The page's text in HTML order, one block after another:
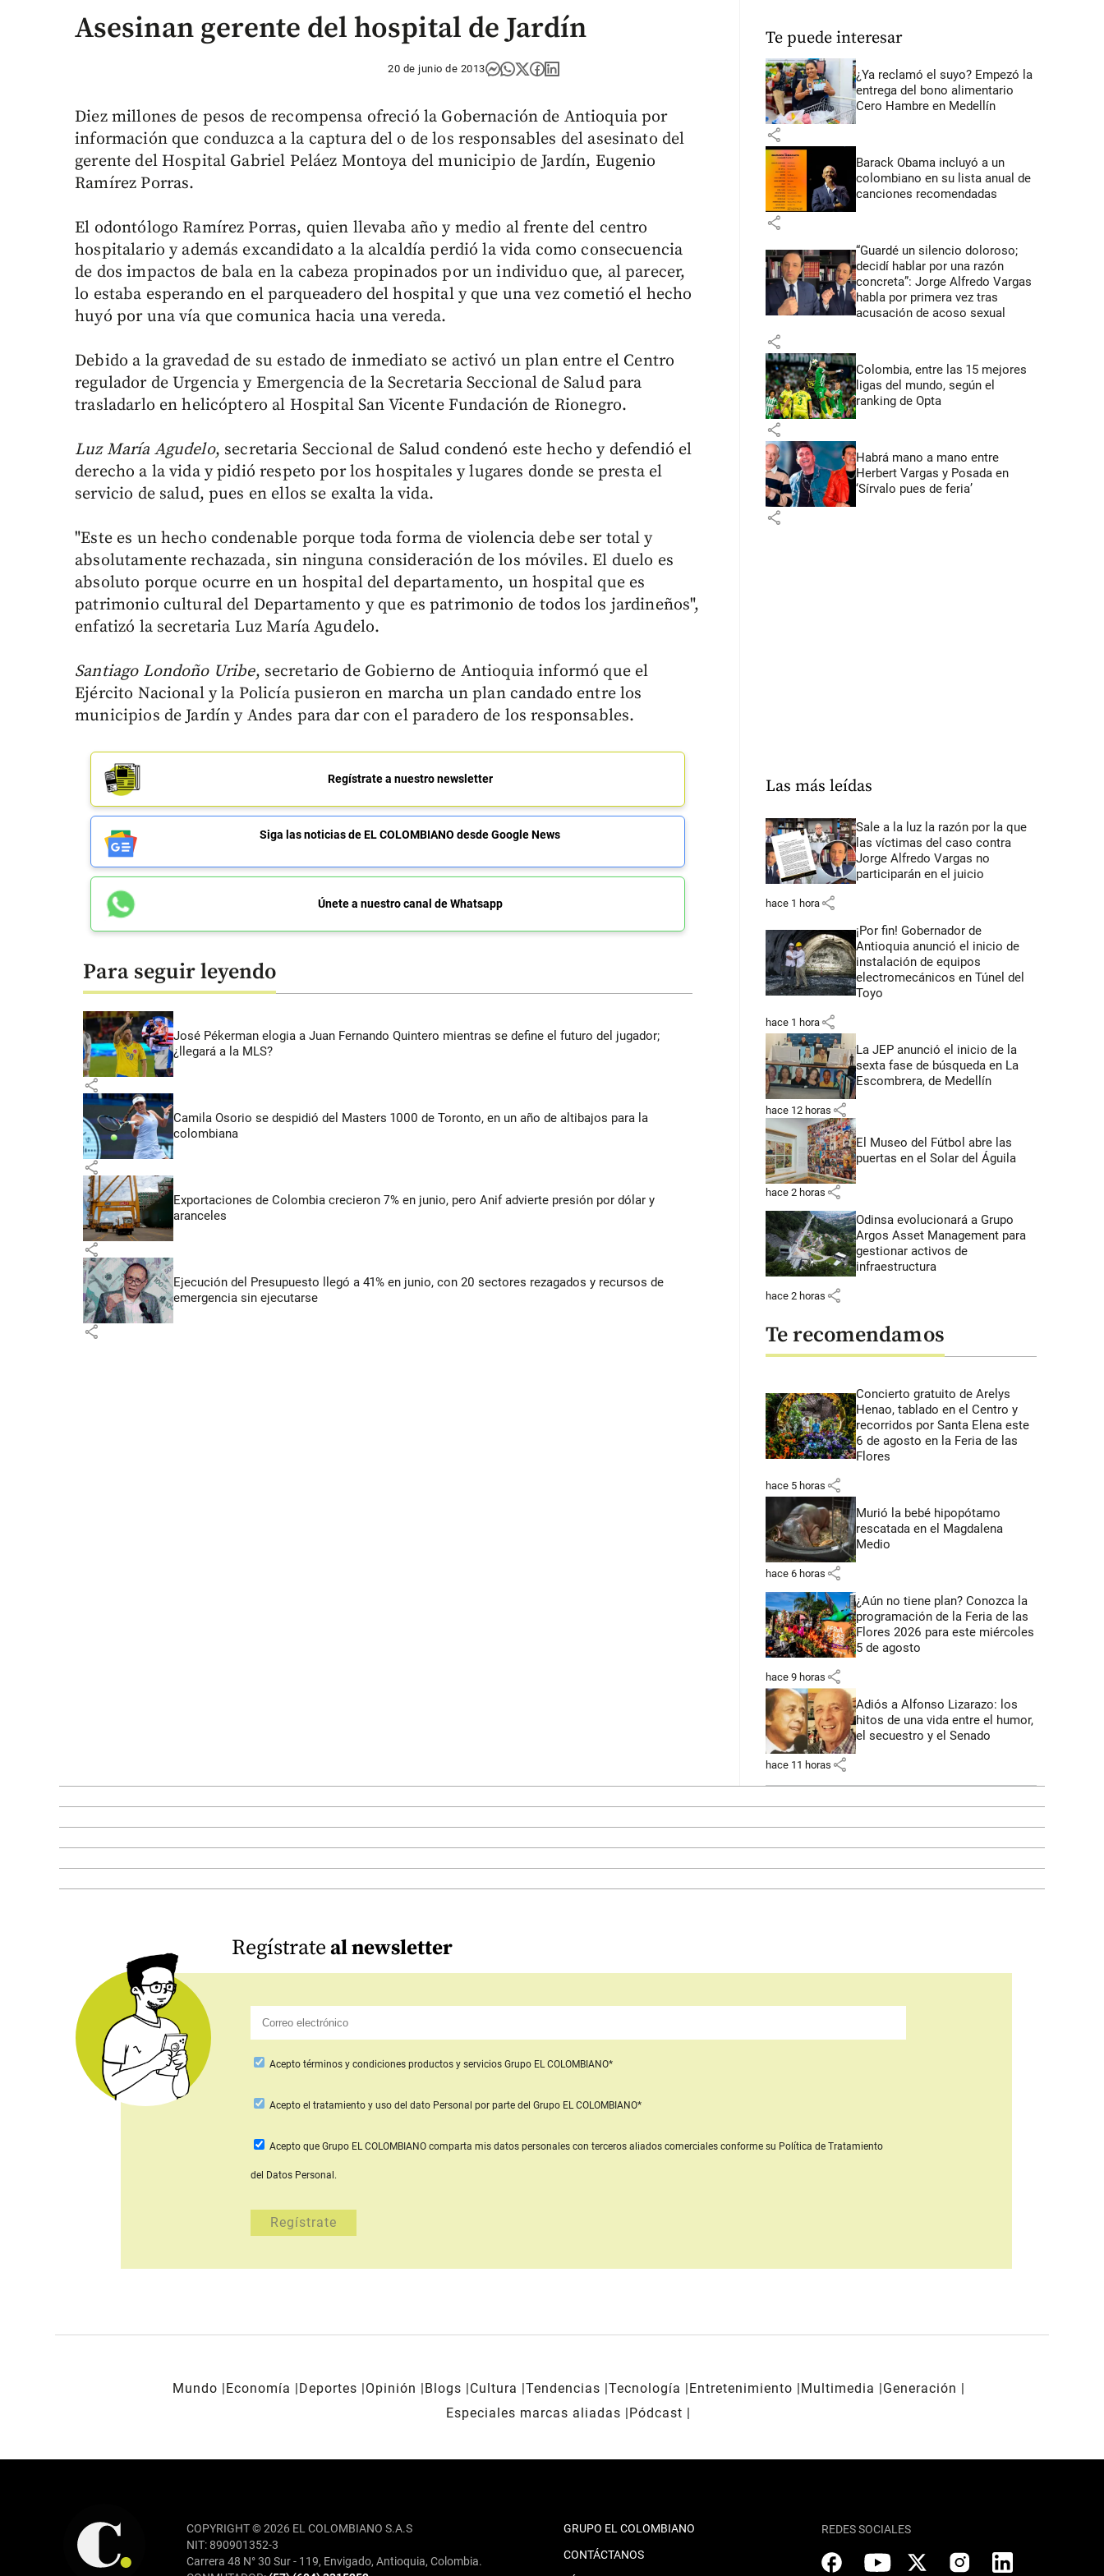
Asesinan gerente del hospital de Jardín
20 de junio de 2013
Diez millones de pesos de recompensa ofreció la Gobernación de Antioquia por
información que conduzca a la captura del o de los responsables del asesinato del
gerente del Hospital Gabriel Peláez Montoya del municipio de Jardín, Eugenio
Ramírez Porras.
El odontólogo Ramírez Porras, quien llevaba año y medio al frente del centro
hospitalario y además excandidato a la alcaldía perdió la vida como consecuencia
de dos impactos de bala en la cabeza propinados por un individuo que, al parecer,
lo estaba esperando en el parqueadero del hospital y que una vez cometió el hecho
huyó por una vía que comunica hacia una vereda.
Debido a la gravedad de su estado de inmediato se activó un plan entre el Centro
regulador de Urgencia y Emergencia de la Secretaria Seccional de Salud para
trasladarlo en helicóptero al Hospital San Vicente Fundación de Rionegro.
Luz María Agudelo, secretaria Seccional de Salud condenó este hecho y defendió el
derecho a la vida y pidió respeto por los hospitales y lugares donde se presta el
servicio de salud, pues en ellos se exalta la vida.
"Este es un hecho condenable porque toda forma de violencia debe ser total y
absolutamente rechazada, sin ninguna consideración de los móviles. El duelo es
absoluto porque ocurre en un hospital del departamento, un hospital que es
patrimonio cultural del Departamento y que es patrimonio de todos los jardineños",
enfatizó la secretaria Luz María Agudelo.
Santiago Londoño Uribe, secretario de Gobierno de Antioquia informó que el
Ejército Nacional y la Policía pusieron en marcha un plan candado entre los
municipios de Jardín y Andes para dar con el paradero de los responsables.
Regístrate a nuestro newsletter
Siga las noticias de EL COLOMBIANO desde Google News
Únete a nuestro canal de Whatsapp
Para seguir leyendo
José Pékerman elogia a Juan Fernando Quintero mientras se define el futuro del jugador;
¿llegará a la MLS?
share
Camila Osorio se despidió del Masters 1000 de Toronto, en un año de altibajos para la
colombiana
share
Exportaciones de Colombia crecieron 7% en junio, pero Anif advierte presión por dólar y
aranceles
share
Ejecución del Presupuesto llegó a 41% en junio, con 20 sectores rezagados y recursos de
emergencia sin ejecutarse
share
Te puede interesar
¿Ya reclamó el suyo? Empezó la
entrega del bono alimentario
Cero Hambre en Medellín
share
Barack Obama incluyó a un
colombiano en su lista anual de
canciones recomendadas
share
“Guardé un silencio doloroso;
decidí hablar por una razón
concreta”: Jorge Alfredo Vargas
habla por primera vez tras
acusación de acoso sexual
share
Colombia, entre las 15 mejores
ligas del mundo, según el
ranking de Opta
share
Habrá mano a mano entre
Herbert Vargas y Posada en
‘Sírvalo pues de feria’
share
Las más leídas
Sale a la luz la razón por la que
las víctimas del caso contra
Jorge Alfredo Vargas no
participarán en el juicio
hace 1 hora share
¡Por fin! Gobernador de
Antioquia anunció el inicio de
instalación de equipos
electromecánicos en Túnel del
Toyo
hace 1 hora share
La JEP anunció el inicio de la
sexta fase de búsqueda en La
Escombrera, de Medellín
hace 12 horas share
El Museo del Fútbol abre las
puertas en el Solar del Águila
hace 2 horas share
Odinsa evolucionará a Grupo
Argos Asset Management para
gestionar activos de
infraestructura
hace 2 horas share
Te recomendamos
Concierto gratuito de Arelys
Henao, tablado en el Centro y
recorridos por Santa Elena este
6 de agosto en la Feria de las
Flores
hace 5 horas share
Murió la bebé hipopótamo
rescatada en el Magdalena
Medio
hace 6 horas share
¿Aún no tiene plan? Conozca la
programación de la Feria de las
Flores 2026 para este miércoles
5 de agosto
hace 9 horas share
Adiós a Alfonso Lizarazo: los
hitos de una vida entre el humor,
el secuestro y el Senado
hace 11 horas share
Regístrateal newsletter
Acepto términos y condiciones productos y servicios Grupo EL COLOMBIANO*
Aceptoel tratamiento y uso del dato Personal por parte del Grupo EL COLOMBIANO*
Acepto que Grupo EL COLOMBIANO comparta mis datos personales con terceros aliados comercialesconforme su Política de Tratamiento
del Datos Personal.
Mundo Economía Deportes Opinión Blogs Cultura Tendencias Tecnología Entretenimiento Multimedia
Generación
Especiales marcas aliadas
Pódcast
COPYRIGHT © 2026 EL COLOMBIANO S.A.S
NIT: 890901352-3
Carrera 48 N° 30 Sur - 119, Envigado, Antioquia, Colombia.
GRUPO EL COLOMBIANO
CONTÁCTANOS
REDES SOCIALES